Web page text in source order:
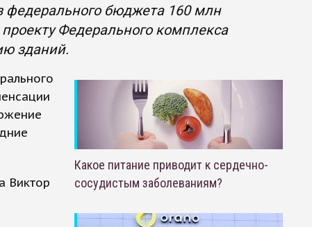
федерального бюджета 160 млн
Федерального комплекса
зданий.
Виктор
Какое питание приводит к сердечно-
сосудистым заболеваниям?